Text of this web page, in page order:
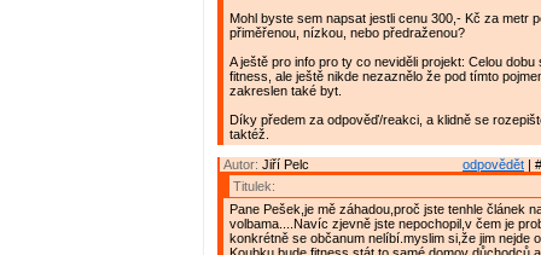
Mohl byste sem napsat jestli cenu 300,- Kč za metr
přiměřenou, nízkou, nebo předraženou?
A ještě pro info pro ty co neviděli projekt: Celou
fitness, ale ještě nikde nezaznělo že pod tímto
zakreslen také byt.
Díky předem za odpověď/reakci, a klidně se
taktéž.
odpovědět |
Autor: Jiří Pelc
Titulek:
Pane Pešek,je mě záhadou,proč jste tenhle článek
volbama....Navíc zjevně jste nepochopil,v čem je
konkrétně se občanum nelíbí.myslim si,že jim nejde